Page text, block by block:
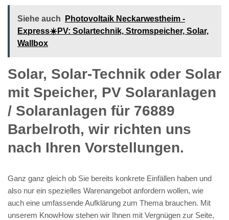
Siehe auch
Photovoltaik Neckarwestheim -
Express☀️PV️: Solartechnik, Stromspeicher, Solar,
Wallbox
Solar, Solar-Technik oder Solar
mit Speicher, PV Solaranlagen
/ Solaranlagen für 76889
Barbelroth, wir richten uns
nach Ihren Vorstellungen.
Ganz ganz gleich ob Sie bereits konkrete Einfällen haben und
also nur ein spezielles Warenangebot anfordern wollen, wie
auch eine umfassende Aufklärung zum Thema brauchen. Mit
unserem KnowHow stehen wir Ihnen mit Vergnügen zur Seite,